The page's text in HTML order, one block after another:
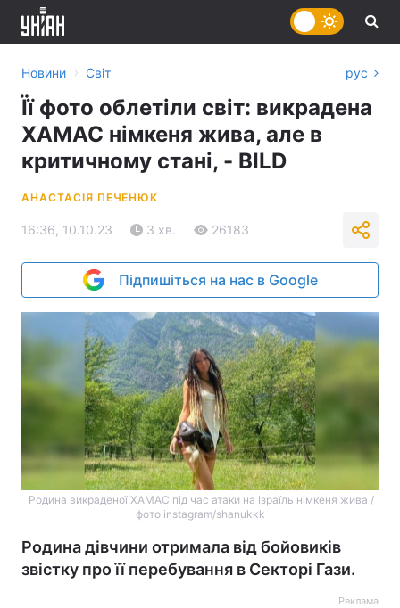
Новини › Світ рус
Її фото облетіли світ: викрадена
ХАМАС німкеня жива, але в
критичному стані, - BILD
АНАСТАСІЯ ПЕЧЕНЮК
16:36, 10.10.23 3 хв. 26183
Підпишіться на нас в Google
Родина викраденої ХАМАС під час атаки на Ізраїль німкеня жива /
фото instagram/shanukkk
Родина дівчини отримала від бойовиків
звістку про її перебування в Секторі Гази.
Реклама